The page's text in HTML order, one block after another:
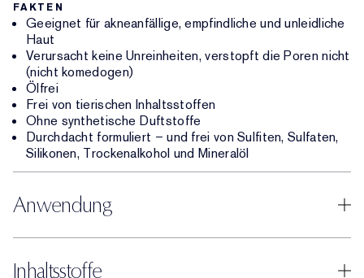
FAKTEN
Geeignet für akneanfällige, empfindliche und unleidliche
Haut
Verursacht keine Unreinheiten, verstopft die Poren nicht
(nicht komedogen)
Ölfrei
Frei von tierischen Inhaltsstoffen
Ohne synthetische Duftstoffe
Durchdacht formuliert – und frei von Sulfiten, Sulfaten,
Silikonen, Trockenalkohol und Mineralöl
Anwendung
Inhaltsstoffe